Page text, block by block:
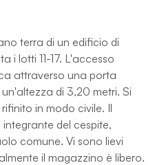
terra di un edificio di
i lotti 11-17. L'accesso
attraverso una porta
di 3,20 metri. Si
in modo civile. Il
del cespite,
comune. Vi sono lievi
il magazzino è libero.